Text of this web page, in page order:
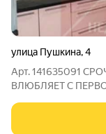
улица Пушкина,4
Арт. 141635091
ВЛЮБЛЯЕТ С
клубном доме,